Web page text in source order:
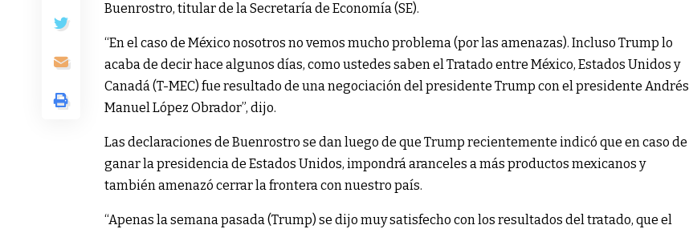
Buenrostro, titular de la Secretaría de Economía (SE).
“En el caso de México nosotros no vemos mucho problema (por las amenazas). Incluso Trump lo
acaba de decir hace algunos días, como ustedes saben el Tratado entre México, Estados Unidos y
Canadá (T-MEC) fue resultado de una negociación del presidente Trump con el presidente Andrés
Manuel López Obrador”, dijo.
Las declaraciones de Buenrostro se dan luego de que Trump recientemente indicó que en caso de
ganar la presidencia de Estados Unidos, impondrá aranceles a más productos mexicanos y
también amenazó cerrar la frontera con nuestro país.
“Apenas la semana pasada (Trump) se dijo muy satisfecho con los resultados del tratado, que el